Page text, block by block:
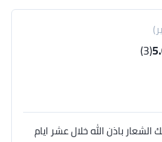
(3)
باذن الله خلال عشر ايام